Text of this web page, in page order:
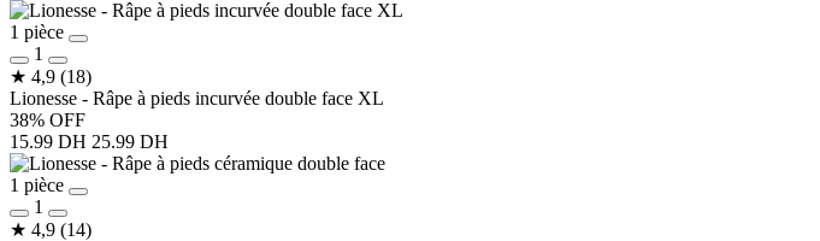
1 pièce
1
★ 4,9 (18)
Lionesse - Râpe à pieds incurvée double face XL
38% OFF
15.99 DH 25.99 DH
1 pièce
1
★ 4,9 (14)